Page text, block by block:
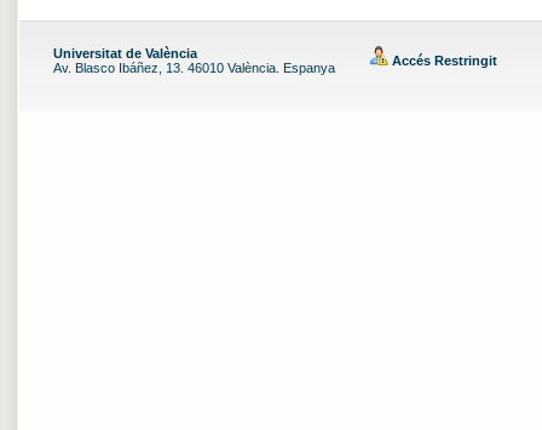
Universitat de València
Av. Blasco Ibáñez, 13. 46010 València. Espanya
Accés Restringit